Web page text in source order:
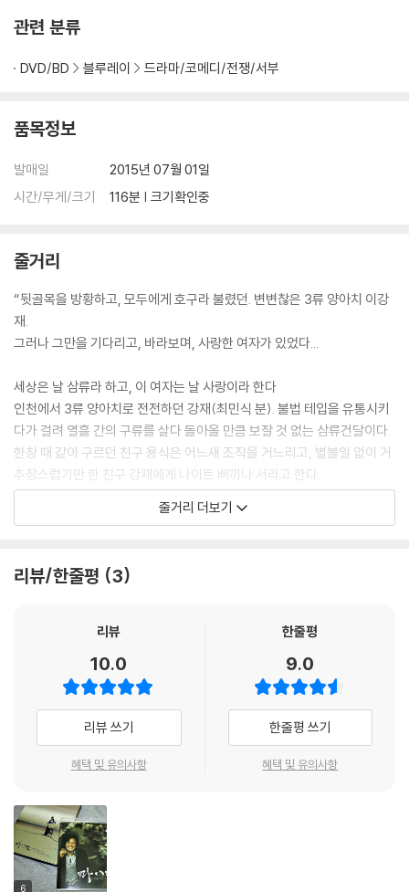
관련 분류
DVD/BD 블루레이 드라마/코메디/전쟁/서부
품목정보
발매일
2015년 07월 01일
시간/무게/크기
116분 | 크기확인중
줄거리
“뒷골목을 방황하고, 모두에게 호구라 불렸던. 변변찮은 3류 양아치 이강
재.
그러나 그만을 기다리고, 바라보며, 사랑한 여자가 있었다...
세상은 날 삼류라 하고, 이 여자는 날 사랑이라 한다
인천에서 3류 양아치로 전전하던 강재(최민식 분). 불법 테입을 유통시키
다가 걸려 열흘 간의 구류를 살다 돌아올 만큼 보잘 것 없는 삼류건달이다.
한창 때 같이 구르던 친구 용식은 어느새 조직을 거느리고, 별볼일 없이 거
추장스럽기만 한 친구 강재에게 나이트 삐끼나 서라고 한다.
그래도 고향에 배 한 척 사 가지고 돌아갈 소박하고 부질없는 꿈을 꾸는 강
재. 오락실을 방황하며 인형뽑기 오락에만 열중하는 것이 그의 일과. 어느
게 '파이란'(장백지 분)이라는 이름을 가진 중국 여인으로부터 한 통의 편
줄거리 더보기
리뷰/한줄평 3
리뷰
10.0
리뷰 쓰기
혜택 및 유의사항
한줄평
9.0
한줄평 쓰기
혜택 및 유의사항
6